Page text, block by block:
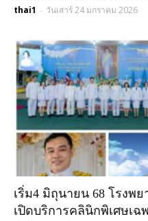
thai1 - วันเสาร์ 24 มกราคม 2026
เริ่ม4 มิถุนายน 68 โรงพ
เปิดบริการคลินิกพิเศษเฉ